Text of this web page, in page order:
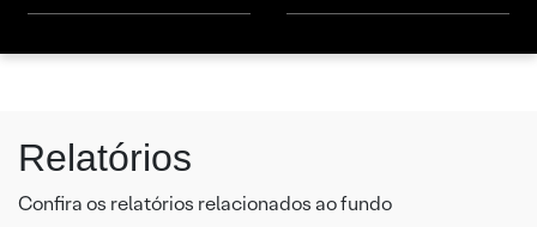
Relatórios
Confira os relatórios relacionados ao fundo